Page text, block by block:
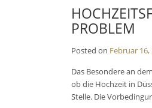
PROBLEM
Posted on Februar 16,
Das Besondere an
ob die Hochzeit in
Stelle. Die